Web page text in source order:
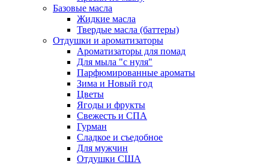
Базовые масла
Жидкие масла
Твердые масла (баттеры)
Отдушки и ароматизаторы
Ароматизаторы для помад
Для мыла "с нуля"
Парфюмированные ароматы
Зима и Новый год
Цветы
Ягоды и фрукты
Свежесть и СПА
Гурман
Сладкое и съедобное
Для мужчин
Отдушки США